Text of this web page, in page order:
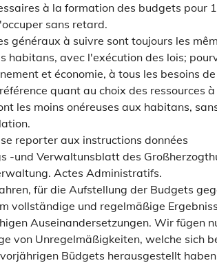
à la formation des budgets pour
sans retard.
généraux à suivre sont toujours les
habitans, avec l'exécution des lois;
et économie, à tous les besoins
quant au choix des ressources
les moins onéreuses aux habitans,
reporter aux instructions données
-und Verwaltunsblatt des
Actes Administratifs.
für die Aufstellung der Budgets
vollständige und regelmäßige
Auseinandersetzungen. Wir fügen
von Unregelmäßigkeiten, welche sich
Büdgets herausgestellt